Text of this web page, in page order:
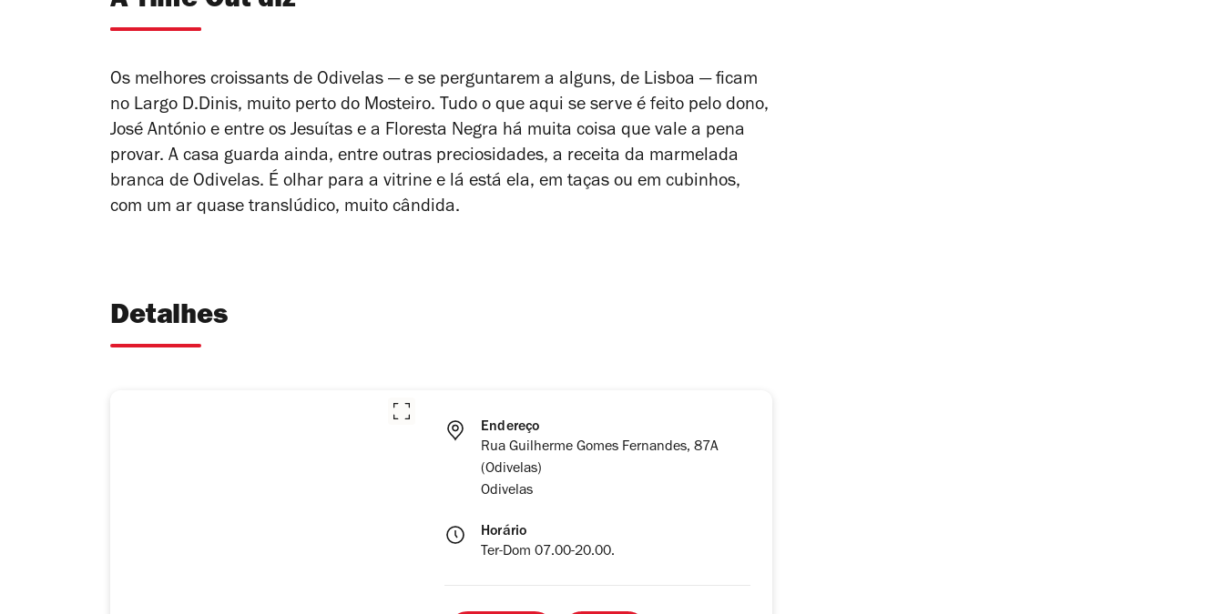
Os melhores croissants de Odivelas — e se perguntarem a alguns, de Lisboa — ficam
no Largo D.Dinis, muito perto do Mosteiro. Tudo o que aqui se serve é feito pelo dono,
José António e entre os Jesuítas e a Floresta Negra há muita coisa que vale a pena
provar. A casa guarda ainda, entre outras preciosidades, a receita da marmelada
branca de Odivelas. É olhar para a vitrine e lá está ela, em taças ou em cubinhos,
com um ar quase translúdico, muito cândida.
Detalhes
Endereço
Rua Guilherme Gomes Fernandes, 87A
(Odivelas)
Odivelas
Horário
Ter-Dom 07.00-20.00.